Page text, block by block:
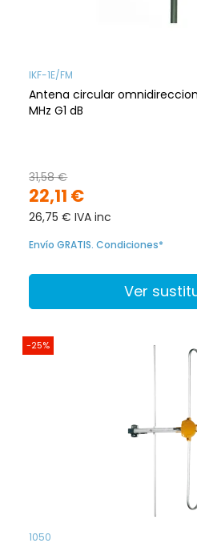
IKF-1E/FM
Antena circular
MHz G1 dB
22,11 €
31,58 €
26,75 € IVA inc
Envío GRATIS. Condiciones*
Ver
-25%
1050